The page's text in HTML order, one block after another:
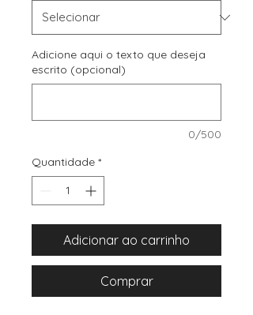
Adicione aqui o texto que deseja
escrito (opcional)
0/500
Quantidade *
Adicionar ao carrinho
Comprar